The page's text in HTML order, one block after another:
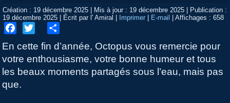
Création : 19 décembre 2025 | Mis à jour : 19 décembre 2025 | Publication :
19 décembre 2025 | Écrit par l' Amiral | Imprimer | E-mail |Affichages : 658
En cette fin d’année, Octopus vous remercie pour
votre enthousiasme, votre bonne humeur et tous
les beaux moments partagés sous l’eau, mais pas
que.